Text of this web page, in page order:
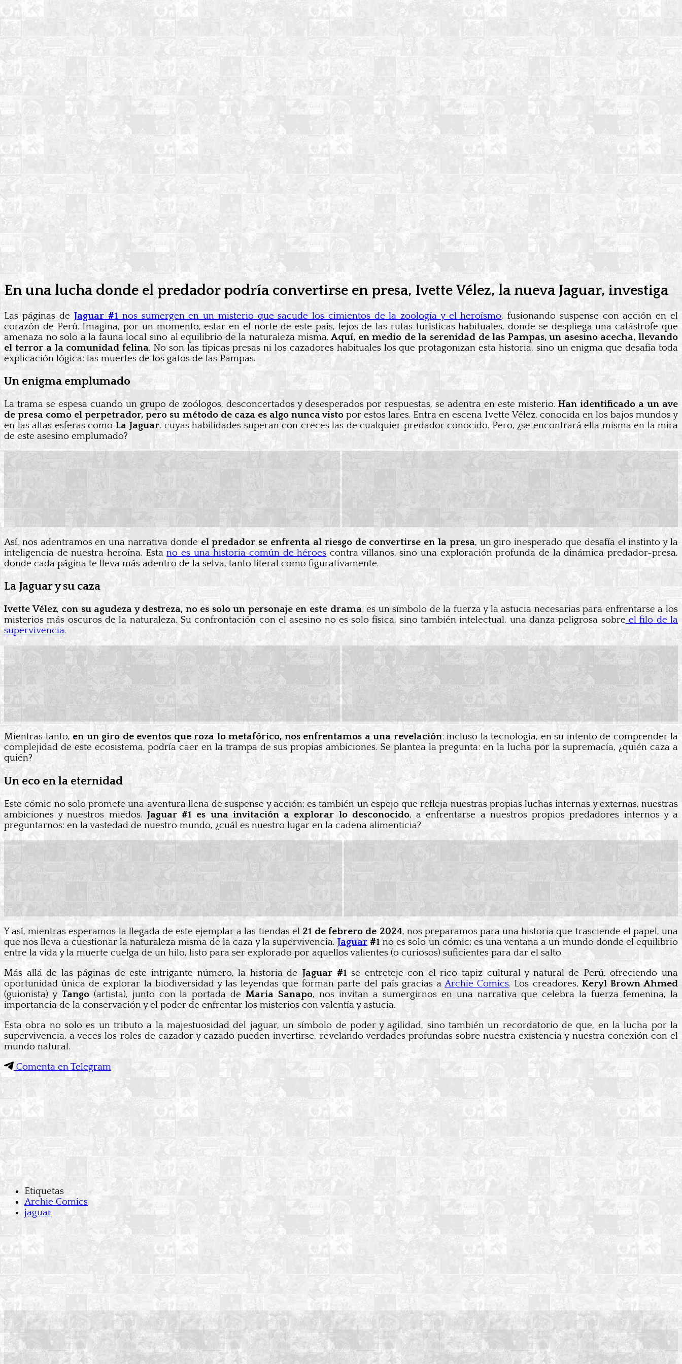
En una lucha donde el predador podría convertirse en presa, Ivette Vélez, la nueva Jaguar, investiga
Las páginas de Jaguar #1 nos sumergen en un misterio que sacude los cimientos de la zoología y el heroísmo, fusionando suspense con acción en el
corazón de Perú. Imagina, por un momento, estar en el norte de este país, lejos de las rutas turísticas habituales, donde se despliega una catástrofe que
amenaza no solo a la fauna local sino al equilibrio de la naturaleza misma.Aquí, en medio de la serenidad de las Pampas, un asesino acecha, llevando
el terror a la comunidad felina. No son las típicas presas ni los cazadores habituales los que protagonizan esta historia, sino un enigma que desafía toda
explicación lógica: las muertes de los gatos de las Pampas.
Un enigma emplumado
La trama se espesa cuando un grupo de zoólogos, desconcertados y desesperados por respuestas, se adentra en este misterio.Han identificado a un ave
de presa como el perpetrador, pero su método de caza es algo nunca vistopor estos lares. Entra en escena Ivette Vélez, conocida en los bajos mundos y
en las altas esferas como La Jaguar, cuyas habilidades superan con creces las de cualquier predador conocido. Pero, ¿se encontrará ella misma en la mira
de este asesino emplumado?
Así, nos adentramos en una narrativa dondeel predador se enfrenta al riesgo de convertirse en la presa, un giro inesperado que desafía el instinto y la
inteligencia de nuestra heroína. Estano es una historia común de héroes contra villanos, sino una exploración profunda de la dinámica predador-presa,
donde cada página te lleva más adentro de la selva, tanto literal como figurativamente.
La Jaguar y su caza
Ivette Vélez, con su agudeza y destreza, no es solo un personaje en este drama; es un símbolo de la fuerza y la astucia necesarias para enfrentarse a los
misterios más oscuros de la naturaleza. Su confrontación con el asesino no es solo física, sino también intelectual, una danza peligrosa sobre el filo de la
supervivencia.
Mientras tanto, en un giro de eventos que roza lo metafórico, nos enfrentamos a una revelación: incluso la tecnología, en su intento de comprender la
complejidad de este ecosistema, podría caer en la trampa de sus propias ambiciones. Se plantea la pregunta: en la lucha por la supremacía, ¿quién caza a
quién?
Un eco en la eternidad
Este cómic no solo promete una aventura llena de suspense y acción; es también un espejo que refleja nuestras propias luchas internas y externas, nuestras
ambiciones y nuestros miedos. Jaguar #1 es una invitación a explorar lo desconocido, a enfrentarse a nuestros propios predadores internos y a
preguntarnos: en la vastedad de nuestro mundo, ¿cuál es nuestro lugar en la cadena alimenticia?
Y así, mientras esperamos la llegada de este ejemplar a las tiendas el 21 de febrero de 2024, nos preparamos para una historia que trasciende el papel, una
que nos lleva a cuestionar la naturaleza misma de la caza y la supervivencia. Jaguar#1no es solo un cómic; es una ventana a un mundo donde el equilibrio
entre la vida y la muerte cuelga de un hilo, listo para ser explorado por aquellos valientes (o curiosos) suficientes para dar el salto.
Más allá de las páginas de este intrigante número, la historia de Jaguar #1 se entreteje con el rico tapiz cultural y natural de Perú, ofreciendo una
oportunidad única de explorar la biodiversidad y las leyendas que forman parte del país gracias aArchie Comics. Los creadores, Keryl Brown Ahmed
(guionista) y Tango(artista), junto con la portada deMaria Sanapo, nos invitan a sumergirnos en una narrativa que celebra la fuerza femenina, la
importancia de la conservación y el poder de enfrentar los misterios con valentía y astucia.
Esta obra no solo es un tributo a la majestuosidad del jaguar, un símbolo de poder y agilidad, sino también un recordatorio de que, en la lucha por la
supervivencia, a veces los roles de cazador y cazado pueden invertirse, revelando verdades profundas sobre nuestra existencia y nuestra conexión con el
mundo natural.
Comenta en Telegram
Etiquetas
Archie Comics
jaguar